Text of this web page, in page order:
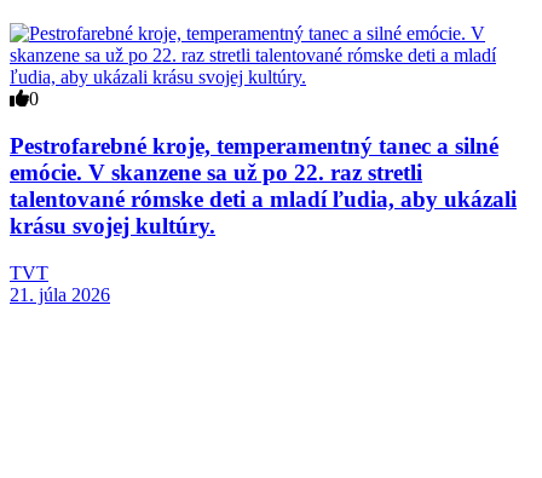
0
Pestrofarebné kroje, temperamentný tanec a silné
emócie. V skanzene sa už po 22. raz stretli
talentované rómske deti a mladí ľudia, aby ukázali
krásu svojej kultúry.
TVT
21. júla 2026